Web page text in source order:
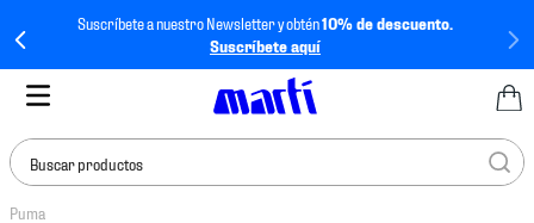
Suscríbete a nuestro Newsletter y obtén10% de descuento.
Suscríbete aquí
Buscar productos
Puma